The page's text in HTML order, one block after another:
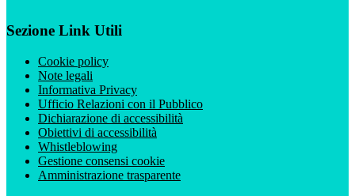
Sezione Link Utili
Cookie policy
Note legali
Informativa Privacy
Ufficio Relazioni con il Pubblico
Dichiarazione di accessibilità
Obiettivi di accessibilità
Whistleblowing
Gestione consensi cookie
Amministrazione trasparente